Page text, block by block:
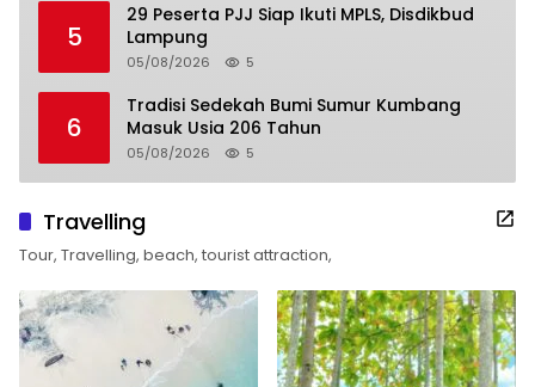
5
29 Peserta PJJ Siap Ikuti MPLS, Disdikbud
Lampung
05/08/2026 5
6
Tradisi Sedekah Bumi Sumur Kumbang
Masuk Usia 206 Tahun
05/08/2026 5
Travelling
Tour, Travelling, beach, tourist attraction,